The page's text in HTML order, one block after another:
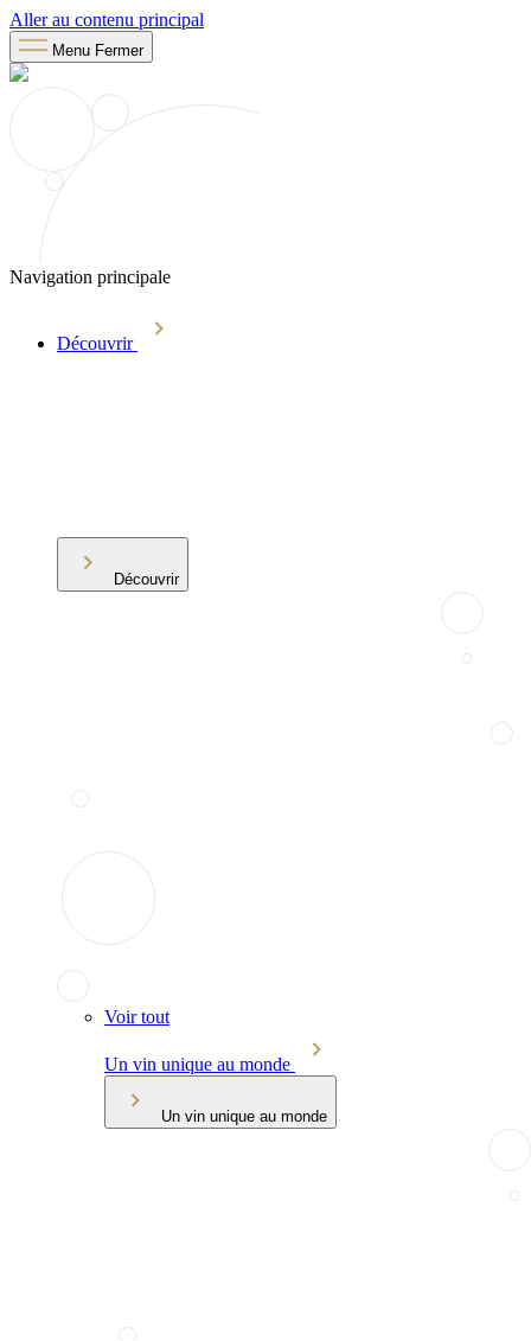
Aller au contenu principal
Menu Fermer
Navigation principale
Découvrir
Découvrir
Voir tout
Un vin unique au monde
Un vin unique au monde